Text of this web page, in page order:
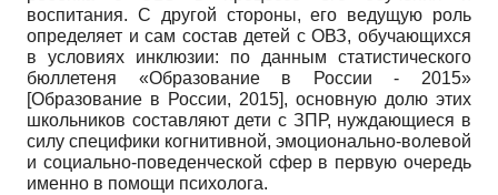
воспитания. С другой стороны, его ведущую роль
определяет и сам состав детей с ОВЗ, обучающихся
в условиях инклюзии: по данным статистического
бюллетеня «Образование в России - 2015»
[Образование в России, 2015], основную долю этих
школьников составляют дети с ЗПР, нуждающиеся в
силу специфики когнитивной, эмоционально-волевой
и социально-поведенческой сфер в первую очередь
именно в помощи психолога.